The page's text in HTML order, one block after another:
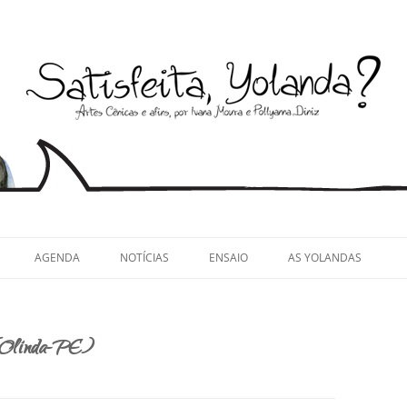
AGENDA NOTÍCIAS ENSAIO AS YOLANDAS
PE)